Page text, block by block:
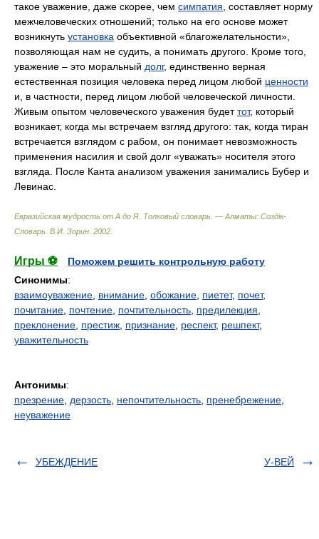
такое уважение, даже скорее, чем симпатия , составляет норму
межчеловеческих отношений; только на его основе может
возникнуть установка объективной «благожелательности»,
позволяющая нам не судить, а понимать другого. Кроме того,
уважение – это моральный долг, единственно верная
естественная позиция человека перед лицом любой ценности
и, в частности, перед лицом любой человеческой личности.
Живым опытом человеческого уважения будеттот, который
возникает, когда мы встречаем взгляд другого: так, когда тиран
встречается взглядом с рабом, он понимает невозможность
применения насилия и свой долг «уважать» носителя этого
взгляда. После Канта анализом уважения занимались Бубер и
Левинас.
Евразийская мудрость от А до Я. Толковый словарь. — Алматы: Создiк-
Словарь В.И. Зорин 2002
Игры ⚽
Поможем решить контрольную работу
Синонимы:
взаимоуважение внимание обожание пиетет, почет,
почитание почтение почтительность предилекция
преклонение престиж признание респект, решпект,
уважительность
Антонимы:
презрение дерзость непочтительность пренебрежение
неуважение
УБЕЖДЕНИЕ У-ВЕЙ